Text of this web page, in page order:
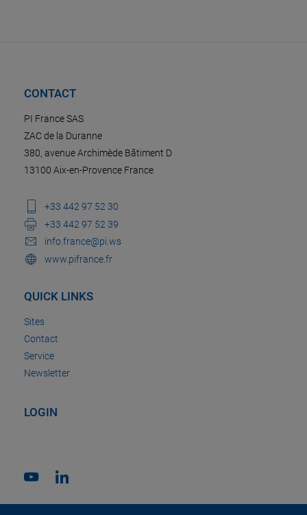
CONTACT
PI France SAS
ZAC de la Duranne
380, avenue Archimède Bâtiment D
13100 Aix-en-Provence France
+33 442 97 52 30
+33 442 97 52 39
info.france@pi.ws
www.pifrance.fr
QUICK LINKS
Sites
Contact
Service
Newsletter
LOGIN